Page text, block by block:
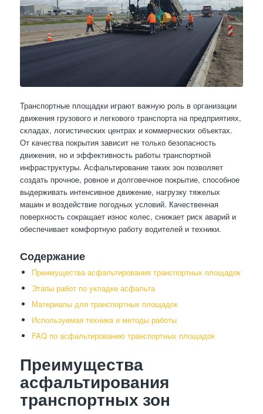
Транспортные площадки играют важную роль в организации
движения грузового и легкового транспорта на предприятиях,
складах, логистических центрах и коммерческих объектах.
От качества покрытия зависит не только безопасность
движения, но и эффективность работы транспортной
инфраструктуры. Асфальтирование таких зон позволяет
создать прочное, ровное и долговечное покрытие, способное
выдерживать интенсивное движение, нагрузку тяжелых
машин и воздействие погодных условий. Качественная
поверхность сокращает износ колес, снижает риск аварий и
обеспечивает комфортную работу водителей и техники.
Содержание
Преимущества асфальтирования транспортных площадок
Этапы работ по укладке асфальта
Материалы для транспортных площадок
Используемая техника и методы работы
FAQ по асфальтированию транспортных площадок
Преимущества
асфальтирования
транспортных зон